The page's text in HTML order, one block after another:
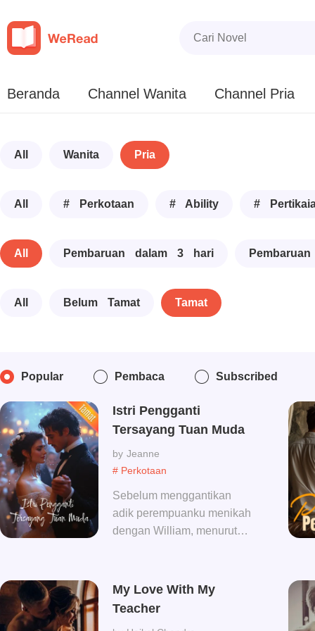
Beranda Channel Wanita Channel Pria
All Wanita Pria
All # Perkotaan # Ability #
All Pembaruan dalam 3 hari
All Belum Tamat Tamat
Popular Pembaca Subscribed
# Perkotaan
Istri Pengganti
Tersayang Tuan Muda
Jeanne
Sebelum menggantikan
adik perempuanku menikah
dengan William, menurut
berdarah dingin, setelah itu
aku baru tahu, rumor itu
My Love With My
Teacher